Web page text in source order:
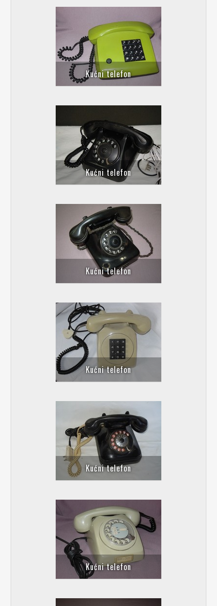
Kućni telefon
Kućni telefon
Kućni telefon
Kućni telefon
Kućni telefon
Kućni telefon